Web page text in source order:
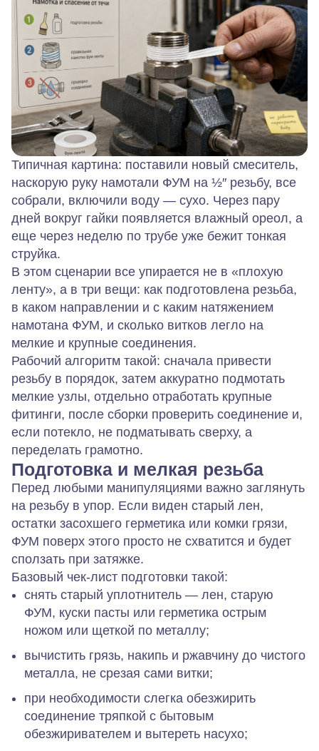
Типичная картина: поставили новый смеситель,
наскорую руку намотали ФУМ на ½″ резьбу, все
собрали, включили воду — сухо. Через пару
дней вокруг гайки появляется влажный ореол, а
еще через неделю по трубе уже бежит тонкая
струйка.
В этом сценарии все упирается не в «плохую
ленту», а в три вещи: как подготовлена резьба,
в каком направлении и с каким натяжением
намотана ФУМ, и сколько витков легло на
мелкие и крупные соединения.
Рабочий алгоритм такой: сначала привести
резьбу в порядок, затем аккуратно подмотать
мелкие узлы, отдельно отработать крупные
фитинги, после сборки проверить соединение и,
если потекло, не подматывать сверху, а
переделать грамотно.
Подготовка и мелкая резьба
Перед любыми манипуляциями важно заглянуть
на резьбу в упор. Если виден старый лен,
остатки засохшего герметика или комки грязи,
ФУМ поверх этого просто не схватится и будет
сползать при затяжке.
Базовый чек-лист подготовки такой:
снять старый уплотнитель — лен, старую
ФУМ, куски пасты или герметика острым
ножом или щеткой по металлу;
вычистить грязь, накипь и ржавчину до чистого
металла, не срезая сами витки;
при необходимости слегка обезжирить
соединение тряпкой с бытовым
обезжиривателем и вытереть насухо;